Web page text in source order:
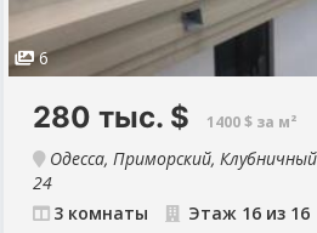
6
280 тыс. $ 1400 $ за м²
Одесса, Приморский,
24
3 комнаты
Этаж 16 из 16